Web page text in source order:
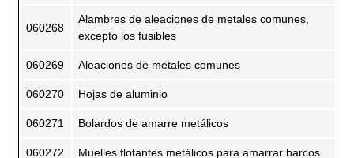
060268
Alambres de aleaciones de metales comunes,
excepto los fusibles
060269 Aleaciones de metales comunes
060270 Hojas de aluminio
060271 Bolardos de amarre metálicos
060272 Muelles flotantes metálicos para amarrar barcos